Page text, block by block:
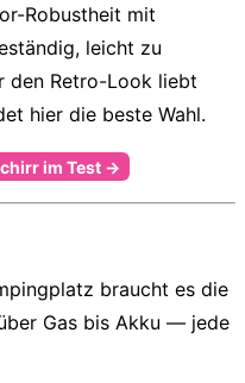
Robustheit mit
leicht zu
den Retro-Look liebt
hier die beste Wahl.
im Test →
braucht es die
Gas bis Akku — jede